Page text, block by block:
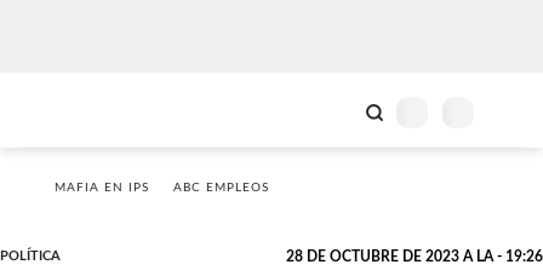
MAFIA EN IPS ABC EMPLEOS
POLÍTICA 28 DE OCTUBRE DE 2023 A LA - 19:26